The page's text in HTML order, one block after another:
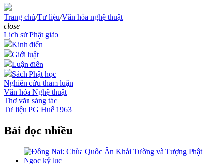
Trang chủ/Tư liệu/Văn hóa nghệ thuật
close
Lịch sử Phật giáo
Kinh điển
Giới luật
Luận điển
Sách Phật học
Nghiên cứu tham luận
Văn hóa Nghệ thuật
Thơ văn sáng tác
Tư liệu PG Huế 1963
Bài đọc nhiều